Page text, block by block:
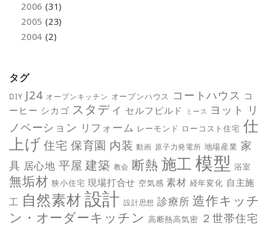
2006 (31)
2005 (23)
2004 (2)
タグ
DIY J24 オープンキッチン オープンハウス コートハウス コ
ーヒー シカゴ スタディ セルフビルド ミース ヨット リ
ノベーション リフォーム レーモンド ローコスト住宅 仕
上げ 住宅 保育園 内装 動画 原子力発電所 地場産業 家
具 居心地 平屋 建築 教会 断熱 施工 模型 浴室
無垢材 狭小住宅 現場打合せ 空気感 素材 経年変化 自主施
工 自然素材 設計 設計思想 診療所 造作キッチ
ン・オーダーキッチン 高断熱高気密 ２世帯住宅